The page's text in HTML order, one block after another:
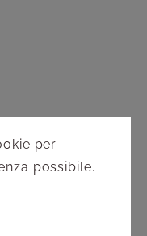
per
possibile.